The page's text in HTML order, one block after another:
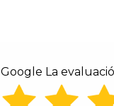
Google La